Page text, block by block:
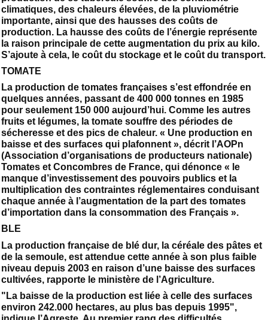
climatiques, des chaleurs élevées, de la pluviométrie
importante, ainsi que des hausses des coûts de
production. La hausse des coûts de l’énergie représente
la raison principale de cette augmentation du prix au kilo.
S’ajoute à cela, le coût du stockage et le coût du transport.
TOMATE
La production de tomates françaises s’est effondrée en
quelques années, passant de 400 000 tonnes en 1985
pour seulement 150 000 aujourd’hui. Comme les autres
fruits et légumes, la tomate souffre des périodes de
sécheresse et des pics de chaleur. « Une production en
baisse et des surfaces qui plafonnent », décrit l’AOPn
(Association d’organisations de producteurs nationale)
Tomates et Concombres de France, qui dénonce « le
manque d’investissement des pouvoirs publics et la
multiplication des contraintes réglementaires conduisant
chaque année à l’augmentation de la part des tomates
d’importation dans la consommation des Français ».
BLE
La production française de blé dur, la céréale des pâtes et
de la semoule, est attendue cette année à son plus faible
niveau depuis 2003 en raison d’une baisse des surfaces
cultivées, rapporte le ministère de l’Agriculture.
"La baisse de la production est liée à celle des surfaces
environ 242.000 hectares, au plus bas depuis 1995",